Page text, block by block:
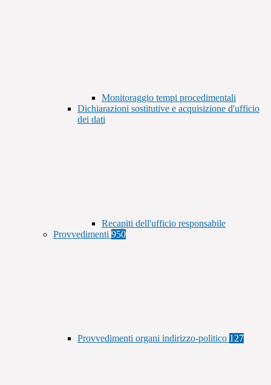
Monitoraggio tempi procedimentali
Dichiarazioni sostitutive e acquisizione d'ufficio
dei dati
Recapiti dell'ufficio responsabile
Provvedimenti 950
Provvedimenti organi indirizzo-politico 127